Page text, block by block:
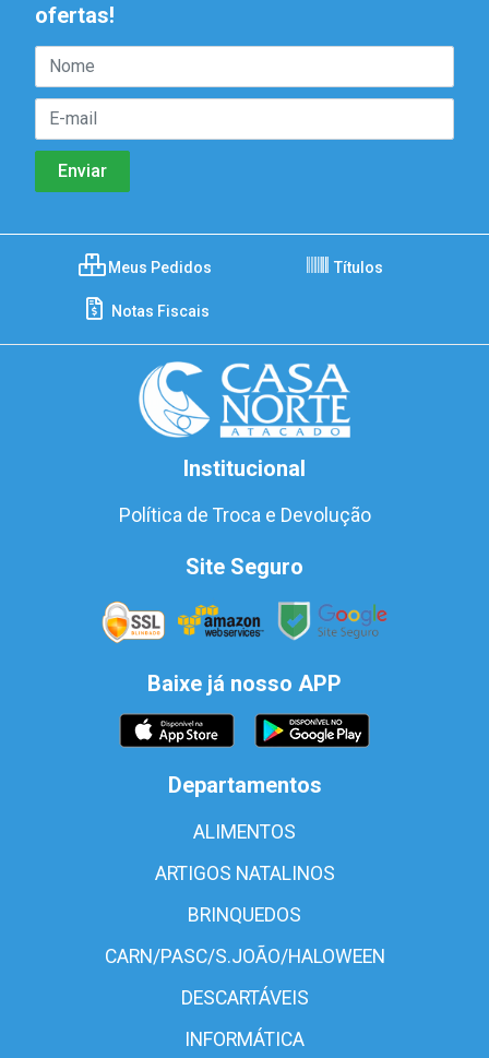
ofertas!
Meus Pedidos Títulos
Notas Fiscais
Institucional
Política de Troca e Devolução
Site Seguro
Baixe já nosso APP
Departamentos
ALIMENTOS
ARTIGOS NATALINOS
BRINQUEDOS
CARN/PASC/S.JOÃO/HALOWEEN
DESCARTÁVEIS
INFORMÁTICA